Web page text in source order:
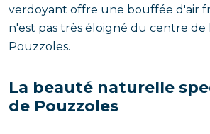
verdoyant offre une bouffée d'air
n'est pas très éloigné du centre de
Pouzzoles.
La beauté naturelle
de Pouzzoles